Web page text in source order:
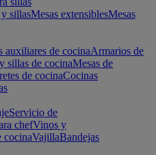
sillasMesas extensiblesMesas
auxiliares de cocinaArmarios de
sillas de cocinaMesas de
de cocinaCocinas
Servicio de
chefVinos y
cocinaVajillaBandejas